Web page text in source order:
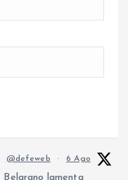
@defeweb · 6 Ago
lamenta